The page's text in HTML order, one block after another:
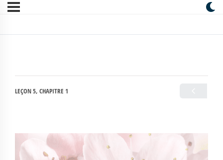
LEÇON 5, CHAPITRE 1